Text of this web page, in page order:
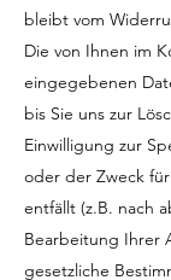
bleibt vom
Die von Ihnen im
eingegebenen
bis Sie uns zur
Einwilligung zur
oder der Zweck
entfällt (z.B. nach
Bearbeitung Ihrer
gesetzliche